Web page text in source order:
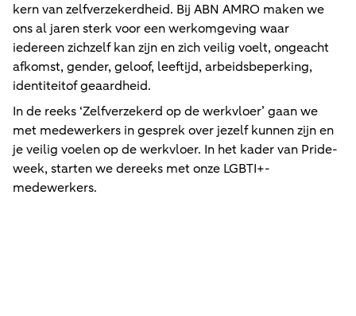
kern van zelfverzekerdheid. Bij ABN AMRO maken we
ons al jaren sterk voor een werkomgeving waar
iedereen zichzelf kan zijn en zich veilig voelt, ongeacht
afkomst, gender, geloof, leeftijd, arbeidsbeperking,
identiteitof geaardheid.
In de reeks ‘Zelfverzekerd op de werkvloer’ gaan we
met medewerkers in gesprek over jezelf kunnen zijn en
je veilig voelen op de werkvloer. In het kader van Pride-
week, starten we dereeks met onze LGBTI+-
medewerkers.